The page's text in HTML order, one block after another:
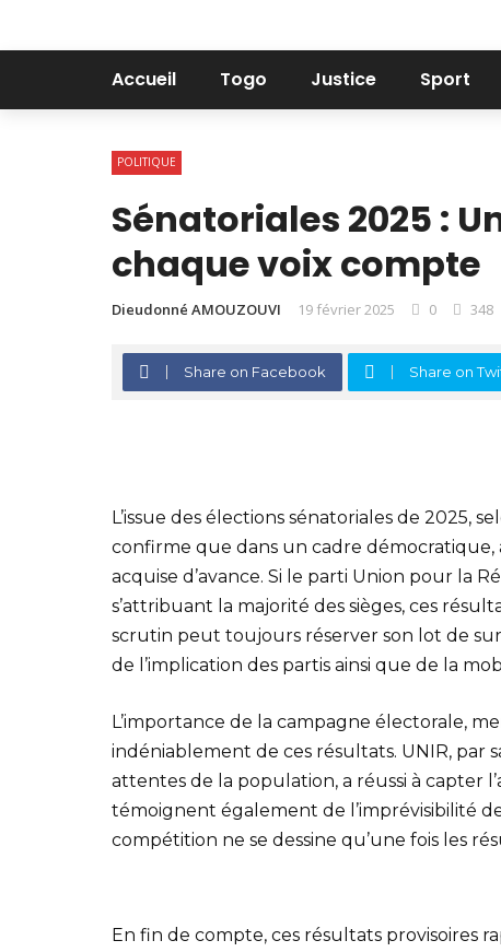
Accueil Togo Justice Sport
POLITIQUE
Sénatoriales 2025 :
chaque voix compte
Dieudonné AMOUZOUVI 19 février 2025 0 348
Share on Facebook Share on
L’issue des élections sénatoriales de 2025,
confirme que dans un cadre
acquise d’avance. Si le parti Union pour la
s’attribuant la majorité des sièges, ces
scrutin peut toujours réserver son lot de
de l’implication des partis ainsi que de la
L’importance de la campagne électorale,
indéniablement de ces résultats. UNIR, par
attentes de la population, a réussi à capter
témoignent également de l’imprévisibilité
compétition ne se dessine qu’une fois les
En fin de compte, ces résultats provisoires